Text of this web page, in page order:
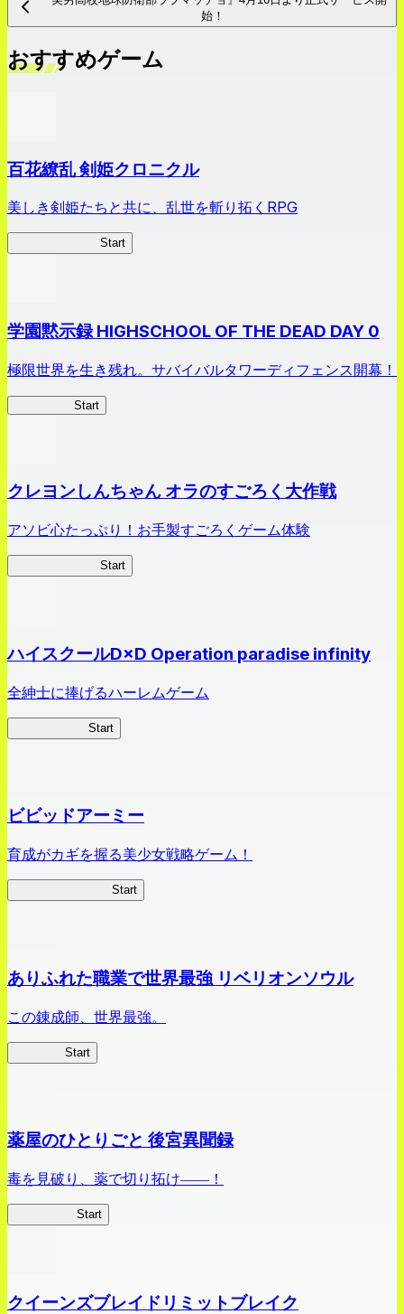
始！
おすすめゲーム
百花繚乱 剣姫クロニクル
美しき剣姫たちと共に、乱世を斬り拓くRPG
Start
学園黙示録 HIGHSCHOOL OF THE DEAD DAY 0
極限世界を生き残れ。サバイバルタワーディフェンス開幕！
Start
クレヨンしんちゃん オラのすごろく大作戦
アソビ心たっぷり！お手製すごろくゲーム体験
Start
ハイスクールD×D Operation paradise infinity
全紳士に捧げるハーレムゲーム
Start
ビビッドアーミー
育成がカギを握る美少女戦略ゲーム！
Start
ありふれた職業で世界最強 リベリオンソウル
この錬成師、世界最強。
Start
薬屋のひとりごと 後宮異聞録
毒を見破り、薬で切り拓け――！
Start
クイーンズブレイドリミットブレイク